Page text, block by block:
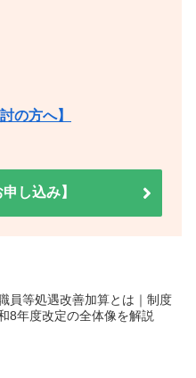
の方へ】
し込み】
員等処遇改善加算とは｜制度
8年度改定の全体像を解説